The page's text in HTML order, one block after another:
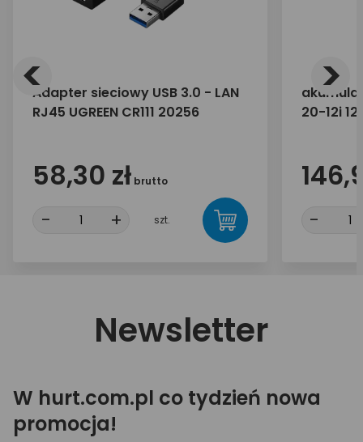
Adapter sieciowy USB 3.0 - LAN
RJ45 UGREEN CR111 20256
58,30 zł brutto
- + szt.
20-12i
-
< >
Newsletter
W hurt.com.pl co tydzień nowa
promocja!